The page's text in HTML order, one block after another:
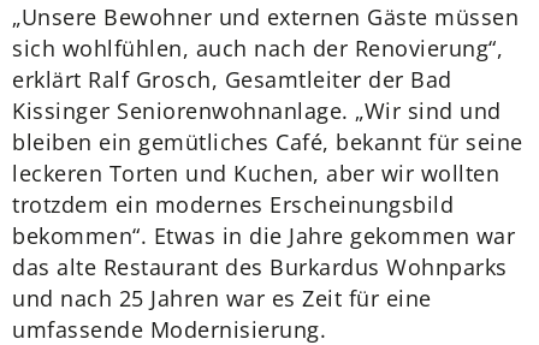
„Unsere Bewohner und externen Gäste müssen
sich wohlfühlen, auch nach der Renovierung“,
erklärt Ralf Grosch, Gesamtleiter der Bad
Kissinger Seniorenwohnanlage. „Wir sind und
bleiben ein gemütliches Café, bekannt für seine
leckeren Torten und Kuchen, aber wir wollten
trotzdem ein modernes Erscheinungsbild
bekommen“. Etwas in die Jahre gekommen war
das alte Restaurant des Burkardus Wohnparks
und nach 25 Jahren war es Zeit für eine
umfassende Modernisierung.